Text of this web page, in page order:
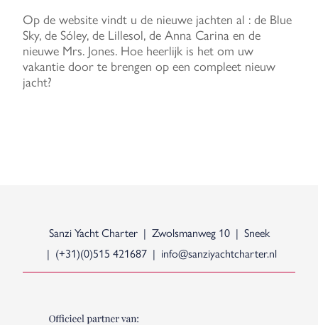
Op de website vindt u de nieuwe jachten al : de Blue
Sky, de Sóley, de Lillesol, de Anna Carina en de
nieuwe Mrs. Jones. Hoe heerlijk is het om uw
vakantie door te brengen op een compleet nieuw
jacht?
Sanzi Yacht Charter Zwolsmanweg 10
Sneek
(+31)(0)515 421687
info@sanziyachtcharter.nl